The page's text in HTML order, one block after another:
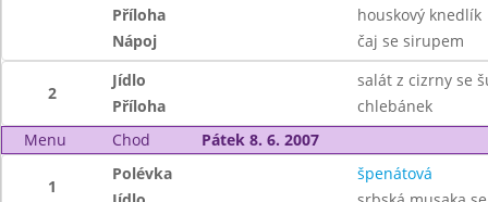
Příloha
houskový knedlík
Nápoj
čaj se sirupem
2
Jídlo
salát z cizrny se
Příloha
chlebánek
Menu
Chod Pátek 8. 6. 2007
1
Polévka
špenátová